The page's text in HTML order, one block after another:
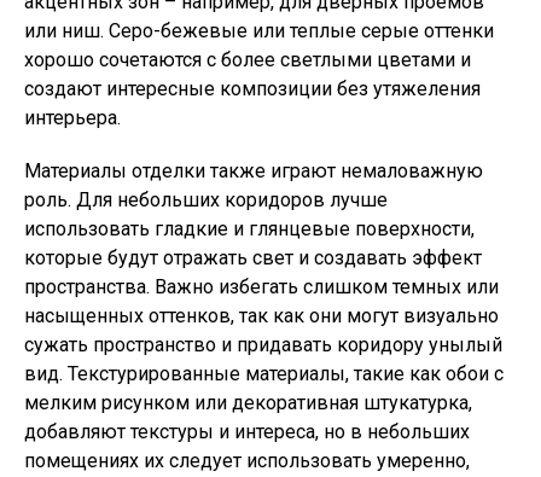
или ниш. Серо-бежевые или теплые серые оттенки
хорошо сочетаются с более светлыми цветами и
создают интересные композиции без утяжеления
интерьера.
Материалы отделки также играют немаловажную
роль. Для небольших коридоров лучше
использовать гладкие и глянцевые поверхности,
которые будут отражать свет и создавать эффект
пространства. Важно избегать слишком темных или
насыщенных оттенков, так как они могут визуально
сужать пространство и придавать коридору унылый
вид. Текстурированные материалы, такие как обои с
мелким рисунком или декоративная штукатурка,
добавляют текстуры и интереса, но в небольших
помещениях их следует использовать умеренно,